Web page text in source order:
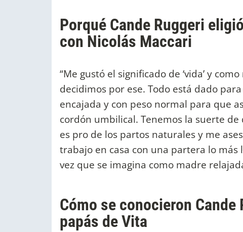
Porqué Cande Ruggeri
con Nicolás Maccari
“Me gustó el significado de ‘vida’ y
decidimos por ese. Todo está dado
encajada y con peso normal para que
cordón umbilical. Tenemos la suerte
es pro de los partos naturales y me
trabajo en casa con una partera lo más
vez que se imagina como madre
Cómo se conocieron
papás de Vita